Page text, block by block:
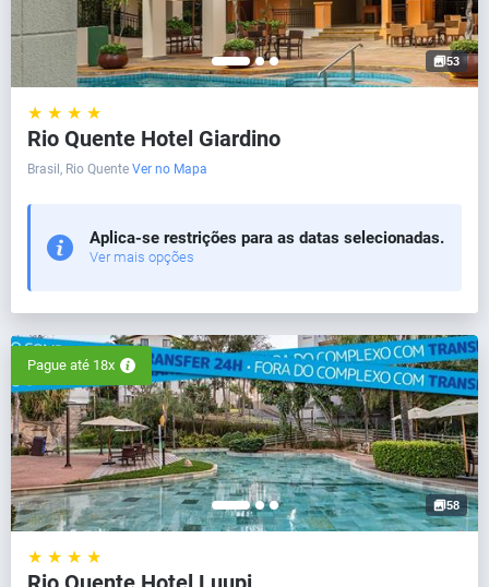
53
★ ★ ★ ★
Rio Quente Hotel Giardino
Brasil, Rio Quente Ver no Mapa
Aplica-se restrições para as datas selecionadas.
Ver mais opções
Pague até 18x
58
★ ★ ★ ★